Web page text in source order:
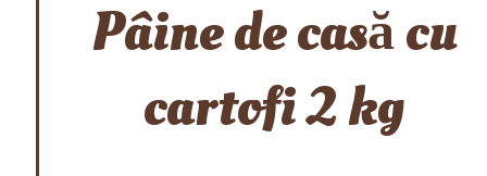
Pâine de casă cu
cartofi 2 kg